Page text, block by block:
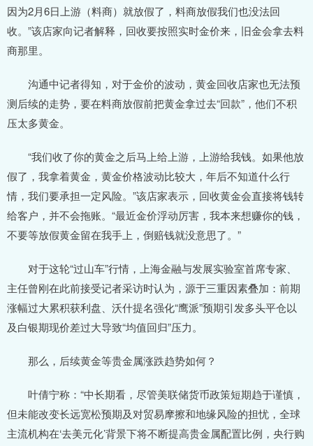
因为2月6日上游（料商）就放假了，料商放假我们也没法回
收。”该店家向记者解释，回收要按照实时金价来，旧金会拿去料
商那里。
沟通中记者得知，对于金价的波动，黄金回收店家也无法预
测后续的走势，要在料商放假前把黄金拿过去“回款”，他们不积
压太多黄金。
“我们收了你的黄金之后马上给上游，上游给我钱。如果他放
假了，我拿着黄金，黄金价格波动比较大，年后不知道什么行
情，我们要承担一定风险。”该店家表示，回收黄金会直接将钱转
给客户，并不会拖账。“最近金价浮动厉害，我本来想赚你的钱，
不要等放假黄金留在我手上，倒赔钱就没意思了。”
对于这轮“过山车”行情，上海金融与发展实验室首席专家、
主任曾刚在此前接受记者采访时认为，源于三重因素叠加：前期
涨幅过大累积获利盘、沃什提名强化“鹰派”预期引发多头平仓以
及白银期现价差过大导致“均值回归”压力。
那么，后续黄金等贵金属涨跌趋势如何？
叶倩宁称：“中长期看，尽管美联储货币政策短期趋于谨慎，
但未能改变长远宽松预期及对贸易摩擦和地缘风险的担忧，全球
主流机构在‘去美元化’背景下将不断提高贵金属配置比例，央行购